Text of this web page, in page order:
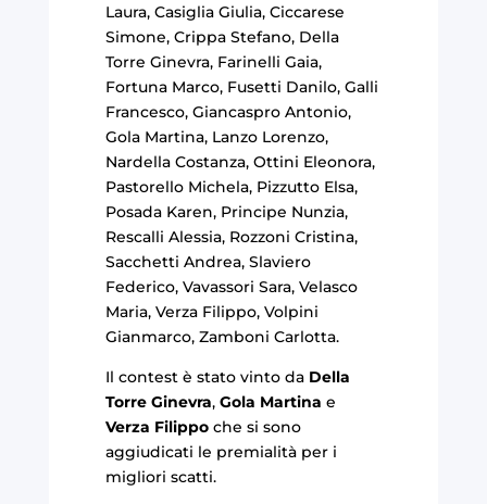
Laura, Casiglia Giulia, Ciccarese
Simone, Crippa Stefano, Della
Torre Ginevra, Farinelli Gaia,
Fortuna Marco, Fusetti Danilo, Galli
Francesco, Giancaspro Antonio,
Gola Martina, Lanzo Lorenzo,
Nardella Costanza, Ottini Eleonora,
Pastorello Michela, Pizzutto Elsa,
Posada Karen, Principe Nunzia,
Rescalli Alessia, Rozzoni Cristina,
Sacchetti Andrea, Slaviero
Federico, Vavassori Sara, Velasco
Maria, Verza Filippo, Volpini
Gianmarco, Zamboni Carlotta.
Il contest è stato vinto da Della
Torre Ginevra, Gola Martina e
Verza Filippoche si sono
aggiudicati le premialità per i
migliori scatti.